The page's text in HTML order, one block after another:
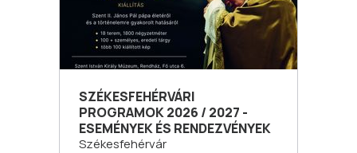
SZÉKESFEHÉRVÁRI
PROGRAMOK 2026 / 2027 -
ESEMÉNYEK ÉS RENDEZVÉNYEK
Székesfehérvár